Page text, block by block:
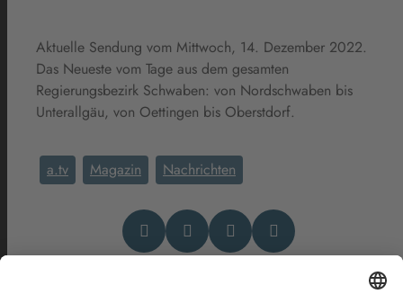
Aktuelle Sendung vom Mittwoch, 14. Dezember 2022.
Das Neueste vom Tage aus dem gesamten
Regierungsbezirk Schwaben: von Nordschwaben bis
Unterallgäu, von Oettingen bis Oberstdorf.
a.tv Magazin Nachrichten